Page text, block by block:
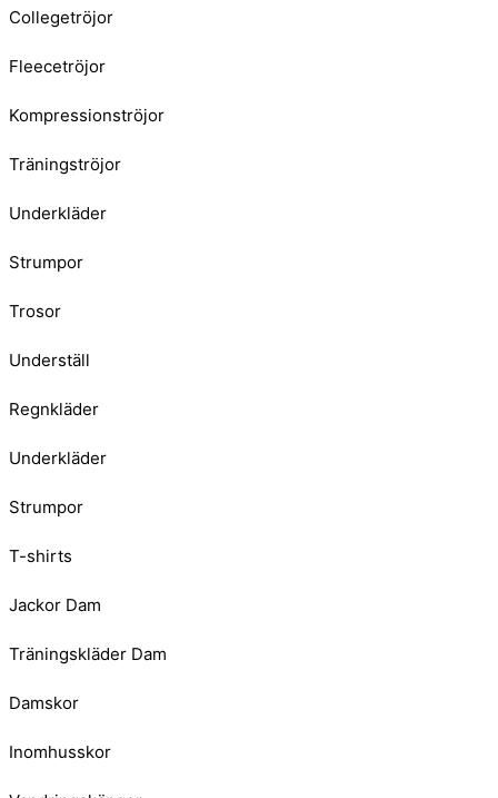
Collegetröjor
Fleecetröjor
Kompressionströjor
Träningströjor
Underkläder
Strumpor
Trosor
Underställ
Regnkläder
Underkläder
Strumpor
T-shirts
Jackor Dam
Träningskläder Dam
Damskor
Inomhusskor